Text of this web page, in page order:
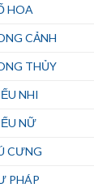
HOA
CẢNH
THỦY
NHI
NỮ
CƯNG
PHÁP